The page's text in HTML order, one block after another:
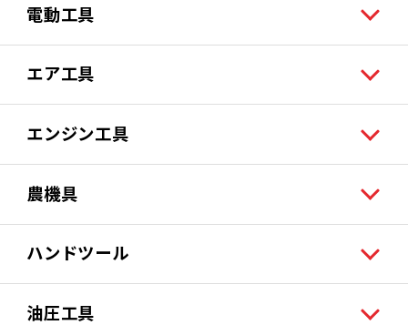
電動工具
エア工具
エンジン工具
農機具
ハンドツール
油圧工具